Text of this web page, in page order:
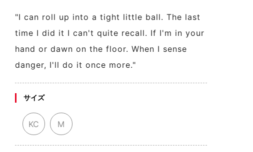
"I can roll up into a tight little ball. The last
time I did it I can't quite recall. If I'm in your
hand or dawn on the floor. When I sense
danger, I'll do it once more."
サイズ
KC M